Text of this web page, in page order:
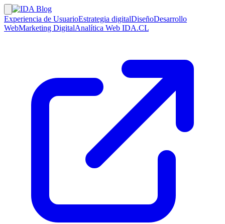
Experiencia de UsuarioEstrategia digitalDiseñoDesarrollo
WebMarketing DigitalAnalítica Web IDA.CL